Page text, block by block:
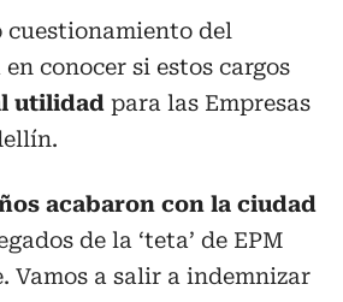
del
conocer si estos cargos
utilidad para las Empresas
acabaron con la ciudad
de la ‘teta’ de EPM
Vamos a salir a indemnizar